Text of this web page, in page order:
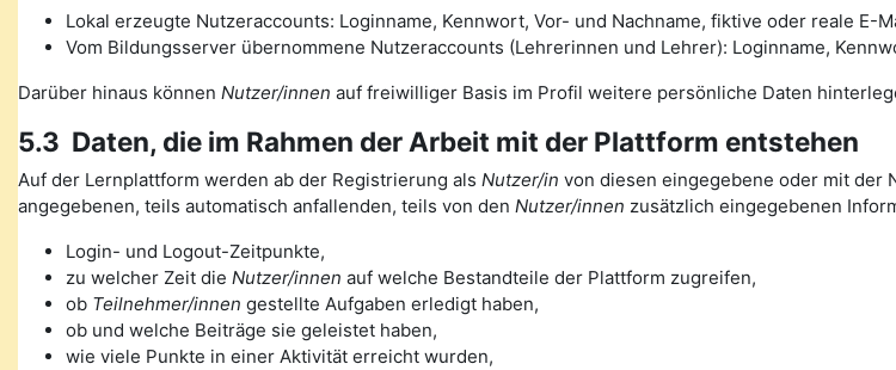
Lokal erzeugte Nutzeraccounts: Loginname, Kennwort, Vor- und Nachname, fiktive oder reale E-
Vom Bildungsserver übernommene Nutzeraccounts (Lehrerinnen und Lehrer): Loginname,
Darüber hinaus können Nutzer/innen auf freiwilliger Basis im Profil weitere persönliche Daten
5.3 Daten, die im Rahmen der Arbeit mit der Plattform entstehen
Auf der Lernplattform werden ab der Registrierung als Nutzer/in von diesen eingegebene oder mit der
angegebenen, teils automatisch anfallenden, teils von den Nutzer/innen zusätzlich eingegebenen
Login- und Logout-Zeitpunkte,
zu welcher Zeit die Nutzer/innen auf welche Bestandteile der Plattform zugreifen,
ob Teilnehmer/innen gestellte Aufgaben erledigt haben,
ob und welche Beiträge sie geleistet haben,
wie viele Punkte in einer Aktivität erreicht wurden,